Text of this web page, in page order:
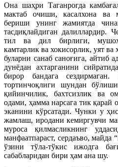
Она шаҳри Таганрогда
мактаб очиши, касалхона ва
бериши унинг жамиятда
тасдиқлайдиган далиллардир.
тил ва дил бирлиги,
камтарлик ва хокисорлик, уят
буларни санаб саноғига, айтиб
дунёдан ахтарганини
бирор бандага
тортинчоқлиги шундан
қийинчилик, бахтсизлик ва
одами, ҳамма нарсага тик қарай
эканини кўрсатади. Чунки у
жамлаш, иродани кемиргувчи
муроса қилмасликнинг
манфаатпараст, сердаъво, майда
ўзини тўла-тўкис ижодга
сабабларидан бири ҳам ана шу.